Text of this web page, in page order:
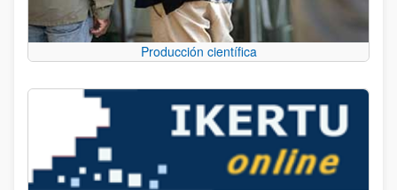
Producción científica